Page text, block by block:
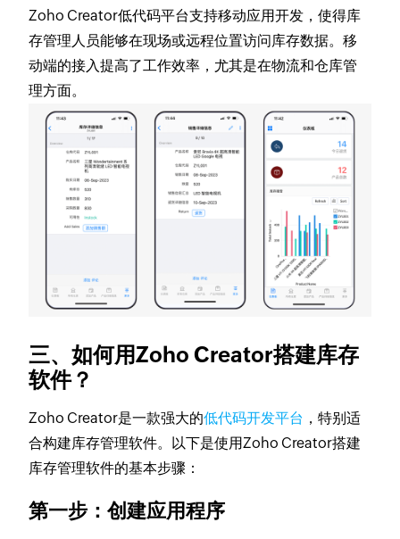
Zoho Creator低代码平台支持移动应用开发，使得库
存管理人员能够在现场或远程位置访问库存数据。移
动端的接入提高了工作效率，尤其是在物流和仓库管
理方面。
三、如何用Zoho Creator搭建库存
软件？
Zoho Creator是一款强大的低代码开发平台 ，特别适
合构建库存管理软件。以下是使用Zoho Creator搭建
库存管理软件的基本步骤：
第一步：创建应用程序